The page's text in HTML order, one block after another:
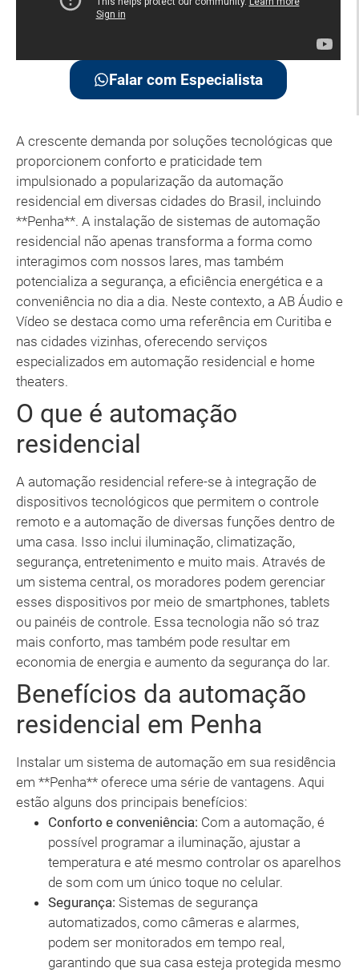
Falar com Especialista
A crescente demanda por soluções tecnológicas que
proporcionem conforto e praticidade tem
impulsionado a popularização da automação
residencial em diversas cidades do Brasil, incluindo
**Penha**. A instalação de sistemas de automação
residencial não apenas transforma a forma como
interagimos com nossos lares, mas também
potencializa a segurança, a eficiência energética e a
conveniência no dia a dia. Neste contexto, a AB Áudio e
Vídeo se destaca como uma referência em Curitiba e
nas cidades vizinhas, oferecendo serviços
especializados em automação residencial e home
theaters.
O que é automação
residencial
A automação residencial refere-se à integração de
dispositivos tecnológicos que permitem o controle
remoto e a automação de diversas funções dentro de
uma casa. Isso inclui iluminação, climatização,
segurança, entretenimento e muito mais. Através de
um sistema central, os moradores podem gerenciar
esses dispositivos por meio de smartphones, tablets
ou painéis de controle. Essa tecnologia não só traz
mais conforto, mas também pode resultar em
economia de energia e aumento da segurança do lar.
Benefícios da automação
residencial em Penha
Instalar um sistema de automação em sua residência
em **Penha** oferece uma série de vantagens. Aqui
estão alguns dos principais benefícios:
Conforto e conveniência: Com a automação, é
possível programar a iluminação, ajustar a
temperatura e até mesmo controlar os aparelhos
de som com um único toque no celular.
Segurança: Sistemas de segurança
automatizados, como câmeras e alarmes,
podem ser monitorados em tempo real,
garantindo que sua casa esteja protegida mesmo